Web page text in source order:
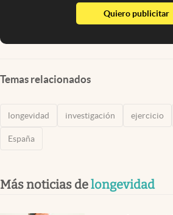
Quiero publicitar
Temas relacionados
longevidad investigación ejercicio
España
Más noticias delongevidad